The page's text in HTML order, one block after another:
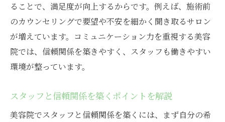
ることで、満足度が向上するからです。例えば、施術前
のカウンセリングで要望や不安を細かく聞き取るサロン
が増えています。コミュニケーション力を重視する美容
院では、信頼関係を築きやすく、スタッフも働きやすい
環境が整っています。
スタッフと信頼関係を築くポイントを解説
美容院でスタッフと信頼関係を築くには、まず自分の希